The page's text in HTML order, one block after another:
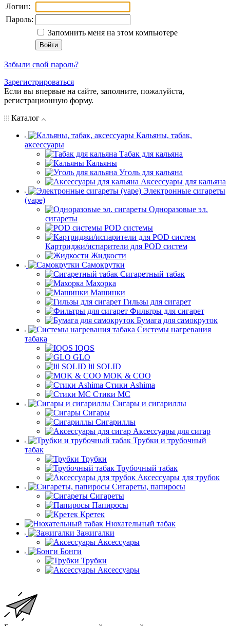
Логин:
Пароль:
Запомнить меня на этом компьютере
Забыли свой пароль?
Зарегистрироваться
Если вы впервые на сайте, заполните, пожалуйста,
регистрационную форму.
Каталог
Кальяны, табак,
аксессуары
Табак для кальяна
Кальяны
Уголь для кальяна
Аксессуары для кальяна
Электронные сигареты
(vape)
Одноразовые эл.
сигареты
POD системы
Картриджи/испарители для POD систем
Жидкости
Самокрутки
Сигаретный табак
Махорка
Машинки
Гильзы для сигарет
Фильтры для сигарет
Бумага для самокруток
Системы нагревания
табака
IQOS
GLO
lil SOLID
MOK & COO
Стики Ashima
Стики MC
Сигары и сигариллы
Сигары
Сигариллы
Аксессуары для сигар
Трубки и трубочный
табак
Трубки
Трубочный табак
Аксессуары для трубок
Сигареты, папиросы
Сигареты
Папиросы
Кретек
Нюхательный табак
Зажигалки
Аксессуары
Бонги
Трубки
Аксессуары